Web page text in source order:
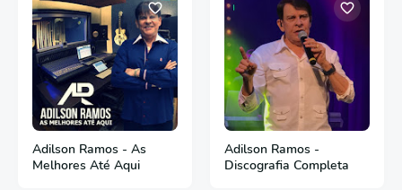
Adilson Ramos - As
Melhores Até Aqui
Adilson Ramos -
Discografia Completa